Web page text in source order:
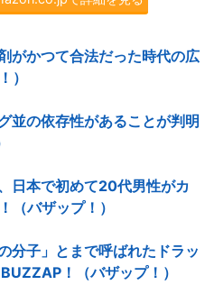
がかつて合法だった時代の広
）
並の依存性があることが判明
日本で初めて20代男性がカ
（バザップ！）
分子」とまで呼ばれたドラッ
！（バザップ！）